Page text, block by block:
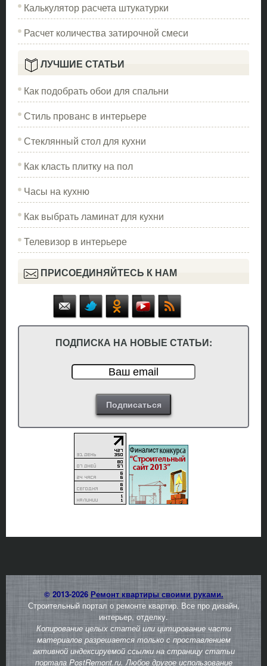
Калькулятор расчета штукатурки
Расчет количества затирочной смеси
ЛУЧШИЕ СТАТЬИ
Как подобрать обои для спальни
Стиль прованс в интерьере
Стеклянный стол для кухни
Как класть плитку на пол
Часы на кухню
Как выбрать ламинат для кухни
Телевизор в интерьере
ПРИСОЕДИНЯЙТЕСЬ К НАМ
ПОДПИСКА НА НОВЫЕ СТАТЬИ:
© 2013-2026 Ремонт квартиры своими руками.
Строительный портал о ремонте квартир. Все про дизайн,
интерьер, отделку.
Копирование целых статей или цитирование части
материалов разрешается только с проставлением
активной индексируемой ссылки на страницу статьи
портала PostRemont.ru. Любое другое использование